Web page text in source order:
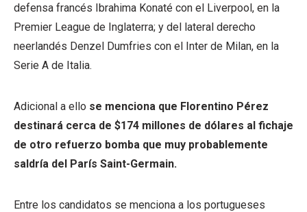
defensa francés Ibrahima Konaté con el Liverpool, en la
Premier League de Inglaterra; y del lateral derecho
neerlandés Denzel Dumfries con el Inter de Milan, en la
Serie A de Italia.
Adicional a ello se menciona que Florentino Pérez
destinará cerca de $174 millones de dólares al fichaje
de otro refuerzo bomba que muy probablemente
saldría del París Saint-Germain.
Entre los candidatos se menciona a los portugueses